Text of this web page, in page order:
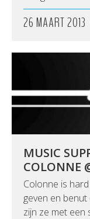
26 MAART 2013
MUSIC
COLONNE
Colonne is
geven en
zijn ze met een